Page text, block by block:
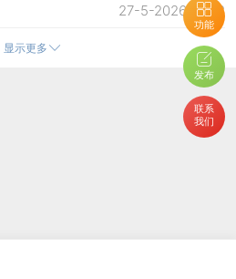
功能
发布
联系
我们
27-5-2026 01:32
29-5-2026 15:27
29-5-2026 15:27
27-5-2026 16:09
显示更多